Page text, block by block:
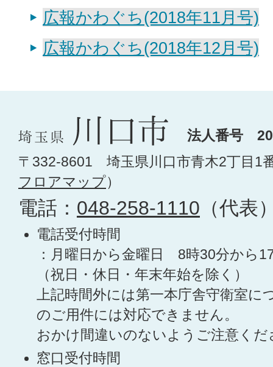
広報かわぐち(2018年11月号)
広報かわぐち(2018年12月号)
法人番号
〒332-8601 埼玉県川口市青木2丁目1
フロアマップ）
電話： 048-258-1110 （代表
電話受付時間
：月曜日から金曜日 8時30分から
（祝日・休日・年末年始を除く）
上記時間外には第一本庁舎守衛室に
のご用件には対応できません。
おかけ間違いのないようご注意くだ
窓口受付時間